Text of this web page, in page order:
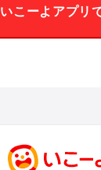
いこーよアプリ